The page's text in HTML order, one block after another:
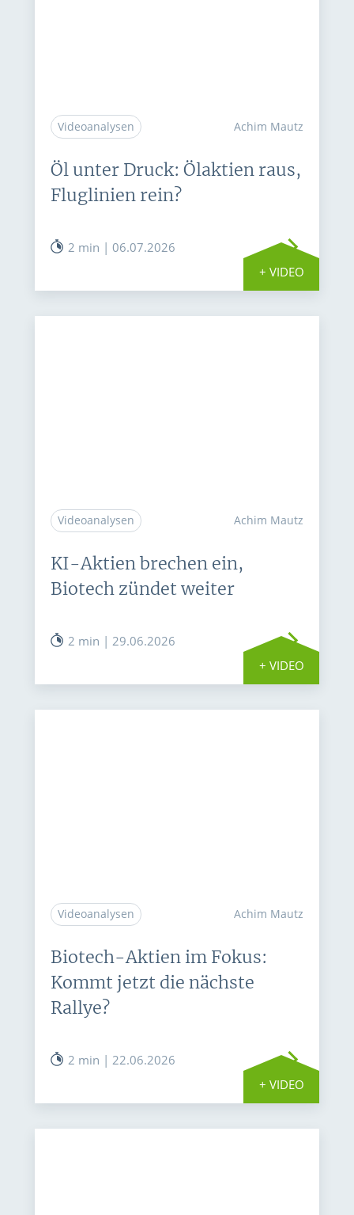
Videoanalysen Achim Mautz
Öl unter Druck: Ölaktien raus,
Fluglinien rein?
2 min | 06.07.2026
+ VIDEO
Videoanalysen Achim Mautz
KI-Aktien brechen ein,
Biotech zündet weiter
2 min | 29.06.2026
+ VIDEO
Videoanalysen Achim Mautz
Biotech-Aktien im Fokus:
Kommt jetzt die nächste
Rallye?
2 min | 22.06.2026
+ VIDEO